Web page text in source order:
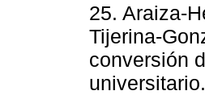
25. Araiza-
Tijerina-
conversión